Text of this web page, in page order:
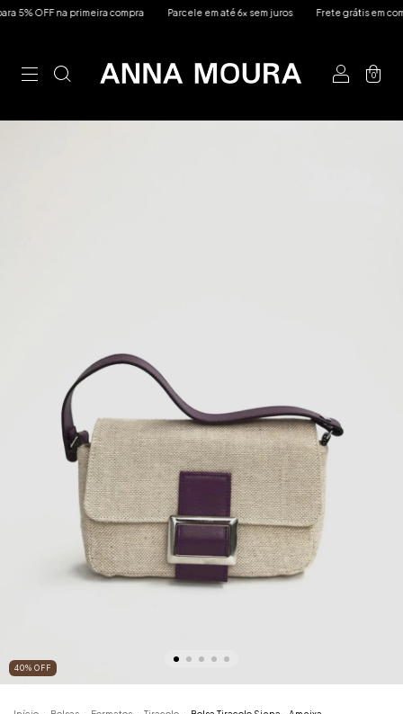
5% OFF na primeira compra Parcele em até 6x sem juros Frete grátis em
0
40% OFF